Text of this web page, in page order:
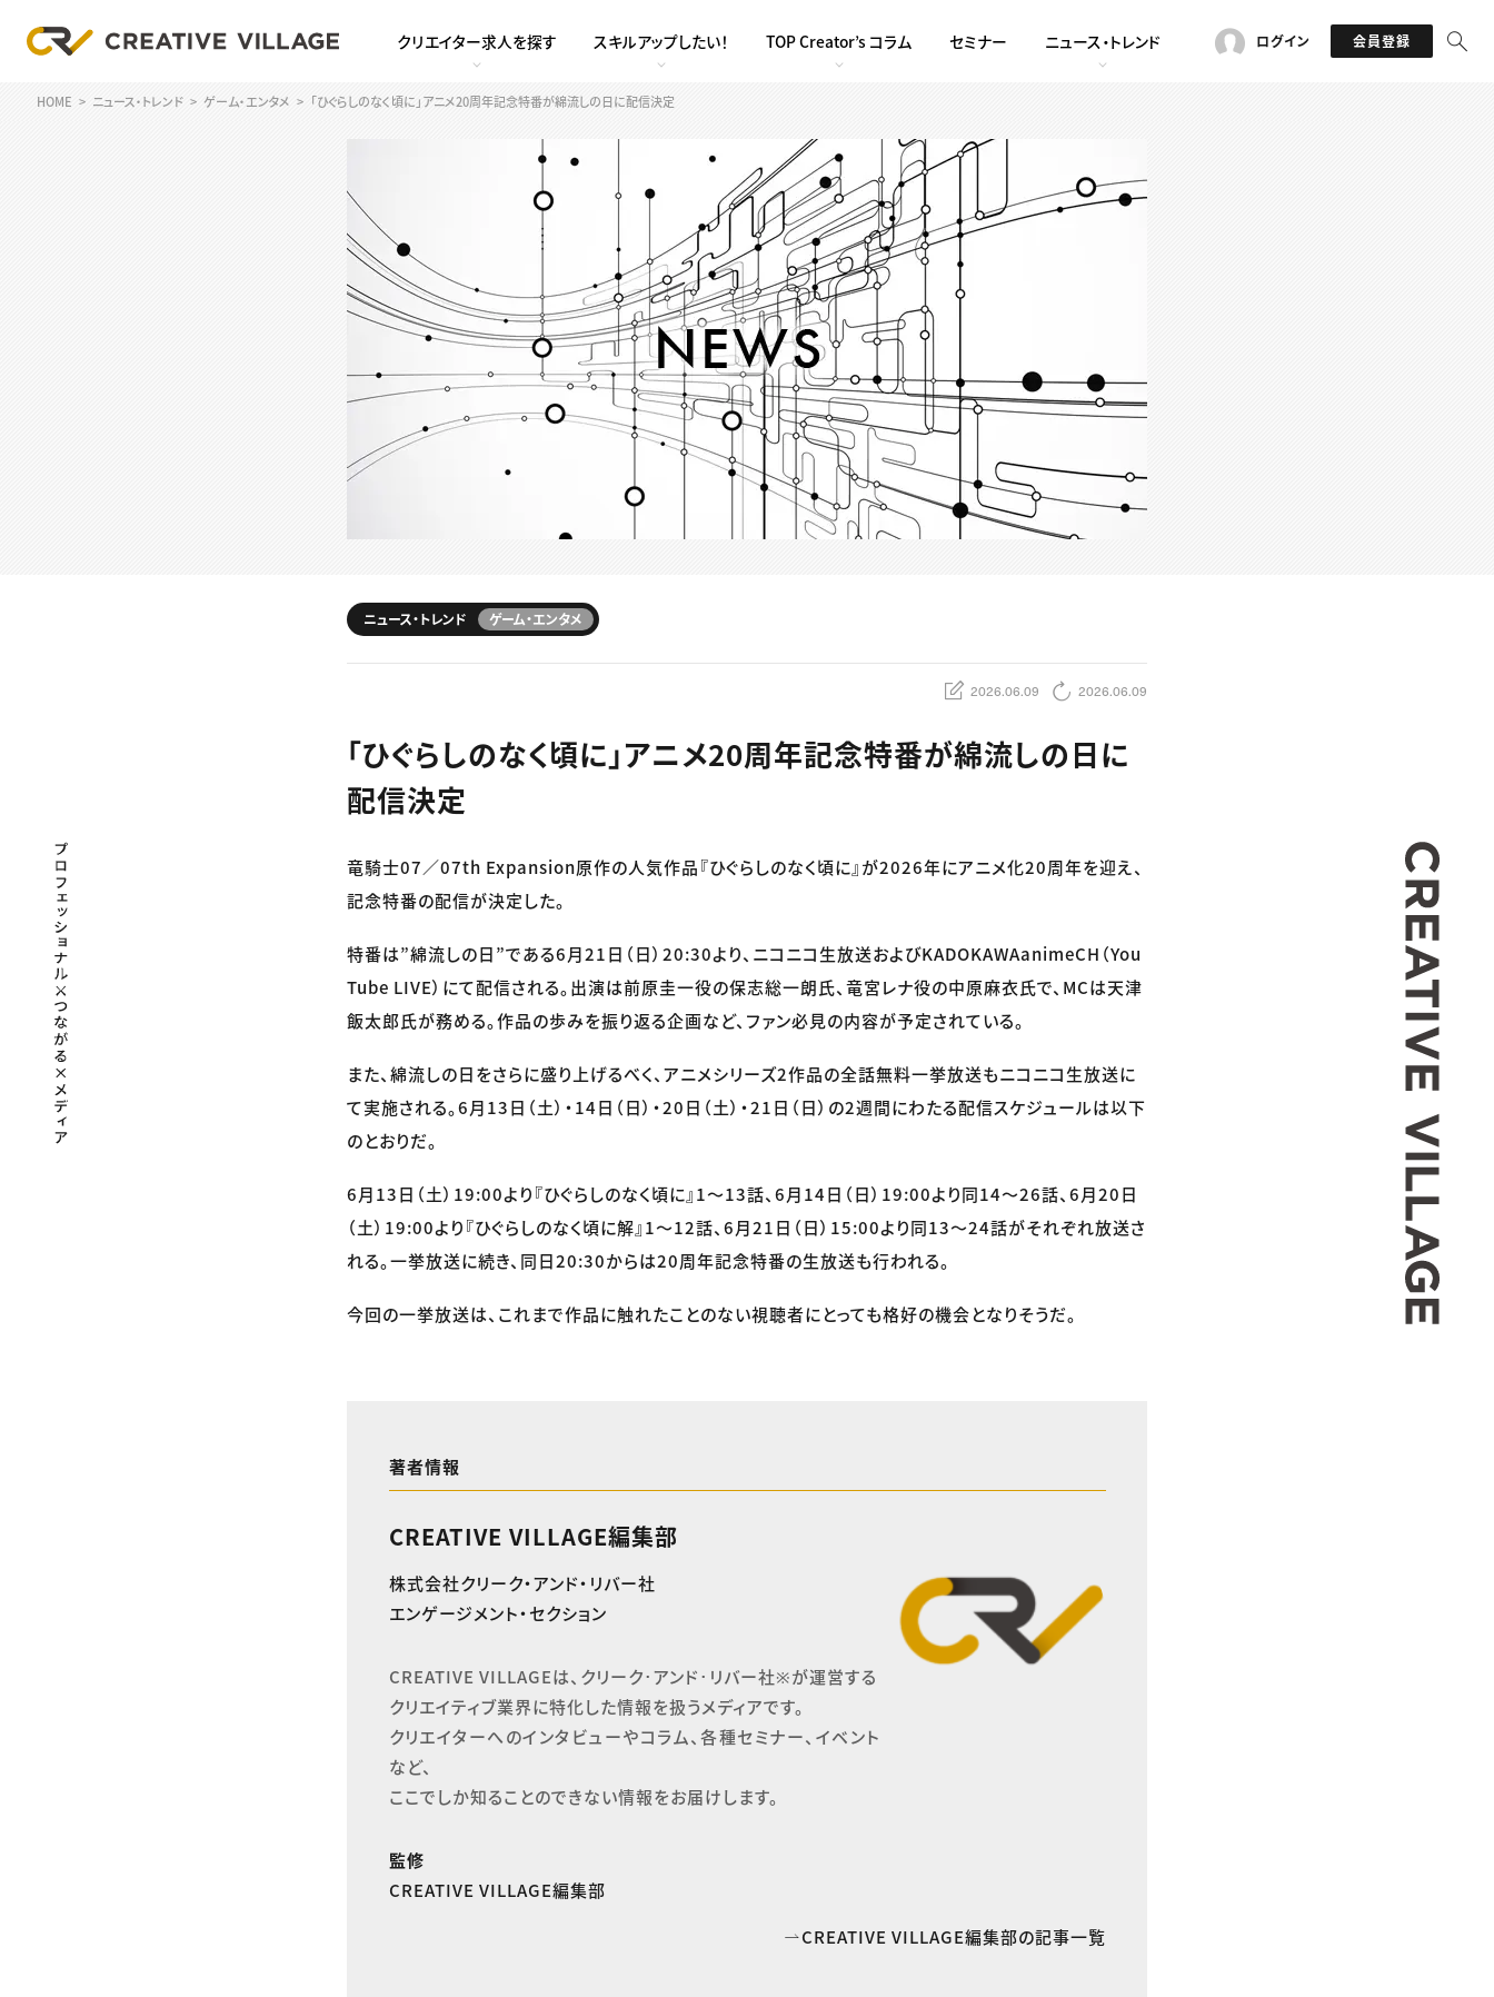
クリエイター求人を探す スキルアップしたい！ TOP Creator’s コラム セミナー ニュース・トレンド ログイン 会員登録
HOME ニュース・トレンド ゲーム・エンタメ 「ひぐらしのなく頃に」アニメ20周年記念特番が綿流しの日に配信決定
ニュース・トレンド ゲーム・エンタメ
2026.06.09 2026.06.09
「ひぐらしのなく頃に」アニメ20周年記念特番が綿流しの日に
配信決定
竜騎士07／07th Expansion原作の人気作品『ひぐらしのなく頃に』が2026年にアニメ化20周年を迎え、
記念特番の配信が決定した。
特番は”綿流しの日”である6月21日（日）20:30より、ニコニコ生放送およびKADOKAWAanimeCH（You
Tube LIVE）にて配信される。出演は前原圭一役の保志総一朗氏、竜宮レナ役の中原麻衣氏で、MCは天津
飯太郎氏が務める。作品の歩みを振り返る企画など、ファン必見の内容が予定されている。
また、綿流しの日をさらに盛り上げるべく、アニメシリーズ2作品の全話無料一挙放送もニコニコ生放送に
て実施される。6月13日（土）・14日（日）・20日（土）・21日（日）の2週間にわたる配信スケジュールは以下
のとおりだ。
6月13日（土）19:00より『ひぐらしのなく頃に』1〜13話、6月14日（日）19:00より同14〜26話、6月20日
（土）19:00より『ひぐらしのなく頃に解』1〜12話、6月21日（日）15:00より同13〜24話がそれぞれ放送さ
れる。一挙放送に続き、同日20:30からは20周年記念特番の生放送も行われる。
今回の一挙放送は、これまで作品に触れたことのない視聴者にとっても格好の機会となりそうだ。
著者情報
CREATIVE VILLAGE編集部
株式会社クリーク・アンド・リバー社
エンゲージメント・セクション
CREATIVE VILLAGEは、クリーク･アンド･リバー社※が運営する
クリエイティブ業界に特化した情報を扱うメディアです。
クリエイターへのインタビューやコラム、各種セミナー、イベント
など、
ここでしか知ることのできない情報をお届けします。
監修
CREATIVE VILLAGE編集部
CREATIVE VILLAGE編集部の記事一覧